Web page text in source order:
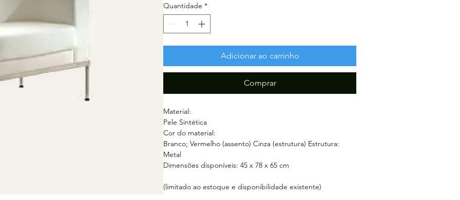
Quantidade *
Adicionar ao carrinho
Comprar
Material:
Pele Sintética
Cor do material:
Branco; Vermelho (assento) Cinza (estrutura) Estrutura:
Metal
Dimensões disponíveis: 45 x 78 x 65 cm
(limitado ao estoque e disponibilidade existente)